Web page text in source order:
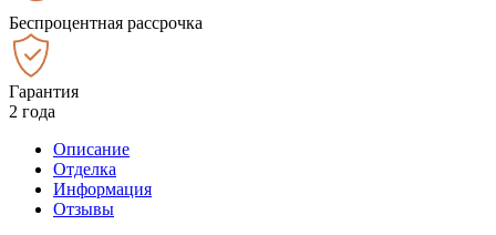
Беспроцентная рассрочка
Гарантия
2 года
Описание
Отделка
Информация
Отзывы